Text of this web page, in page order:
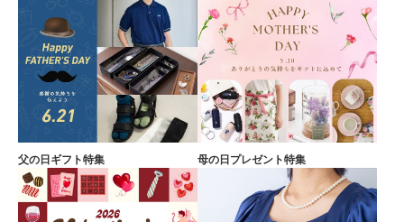
父の日ギフト特集 母の日プレゼント特集